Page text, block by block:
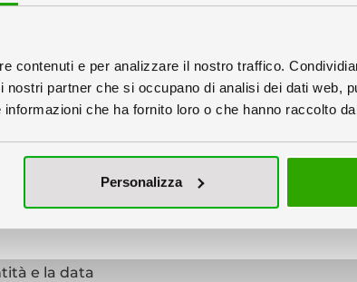
contenuti e per analizzare il nostro traffico.
partner che si occupano di analisi dei dati web,
che ha fornito loro o che hanno raccolto
Personalizza
Verifica File €6 Impostazione Grafica
e la data